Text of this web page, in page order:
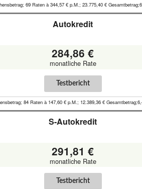
69 Raten à 344,57 € p.M.; 23.775,40 €
Autokredit
284,86 €
monatliche Rate
Testbericht
84 Raten à 147,60 € p.M.; 12.389,36 €
S-Autokredit
291,81 €
monatliche Rate
Testbericht